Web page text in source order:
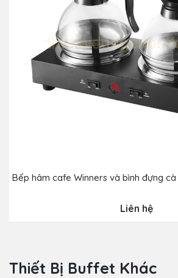
Bếp hâm cafe Winners và bình đựng cà
Liên hệ
Thiết Bị Buffet Khác